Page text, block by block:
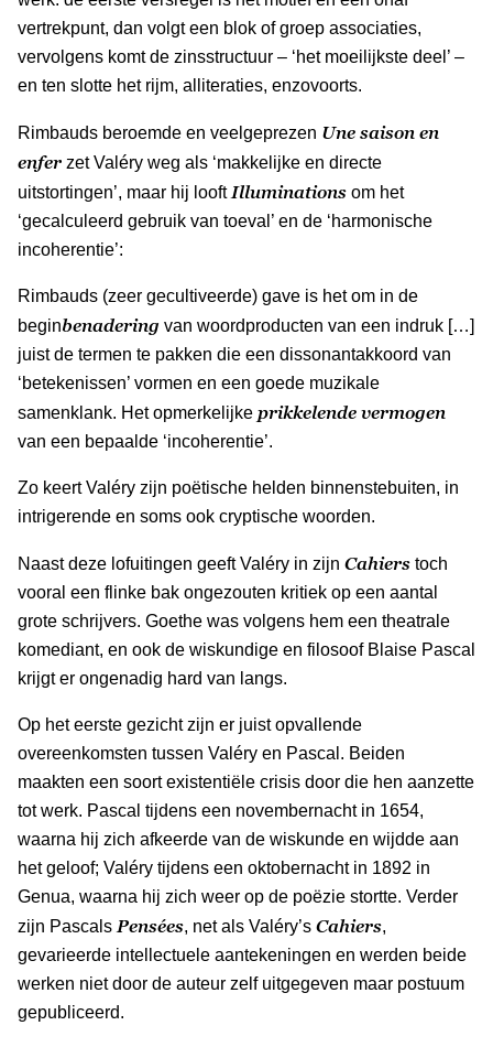
vertrekpunt, dan volgt een blok of groep associaties,
vervolgens komt de zinsstructuur – ‘het moeilijkste deel’ –
en ten slotte het rijm, alliteraties, enzovoorts.
Rimbauds beroemde en veelgeprezen Une saison en
enfer zet Valéry weg als ‘makkelijke en directe
uitstortingen’, maar hij looft Illuminations om het
‘gecalculeerd gebruik van toeval’ en de ‘harmonische
incoherentie’:
Rimbauds (zeer gecultiveerde) gave is het om in de
beginbenadering van woordproducten van een indruk […]
juist de termen te pakken die een dissonantakkoord van
‘betekenissen’ vormen en een goede muzikale
samenklank. Het opmerkelijke prikkelende vermogen
van een bepaalde ‘incoherentie’.
Zo keert Valéry zijn poëtische helden binnenstebuiten, in
intrigerende en soms ook cryptische woorden.
Naast deze lofuitingen geeft Valéry in zijn Cahiers toch
vooral een flinke bak ongezouten kritiek op een aantal
grote schrijvers. Goethe was volgens hem een theatrale
komediant, en ook de wiskundige en filosoof Blaise Pascal
krijgt er ongenadig hard van langs.
Op het eerste gezicht zijn er juist opvallende
overeenkomsten tussen Valéry en Pascal. Beiden
maakten een soort existentiële crisis door die hen aanzette
tot werk. Pascal tijdens een novembernacht in 1654,
waarna hij zich afkeerde van de wiskunde en wijdde aan
het geloof; Valéry tijdens een oktobernacht in 1892 in
Genua, waarna hij zich weer op de poëzie stortte. Verder
zijn Pascals Pensées, net als Valéry’s Cahiers,
gevarieerde intellectuele aantekeningen en werden beide
werken niet door de auteur zelf uitgegeven maar postuum
gepubliceerd.